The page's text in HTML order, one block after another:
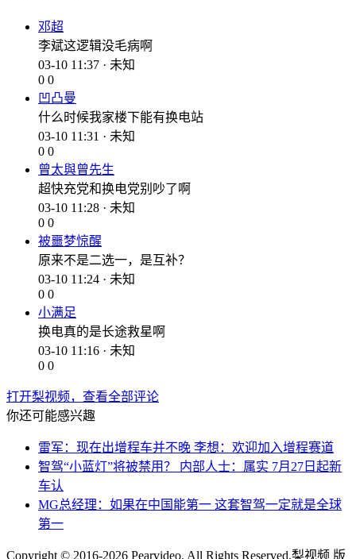
邓超
李斌这逻辑没毛病啊
03-10 11:37 · 未知
0 0
凹凸曼
什么时候我家楼下能有换电站
03-10 11:31 · 未知
0 0
曾太與曾先生
超快充党和换电党别吵了啊
03-10 11:28 · 未知
0 0
被噩梦惊醒
原来不是二选一，是互补？
03-10 11:24 · 未知
0 0
小满足
换电真的是长途救星啊
03-10 11:16 · 未知
0 0
打开梨视频，查看全部评论
你还可能感兴趣
雷军：现在出增程车并不晚 李想：欢迎加入增程赛道
智驾“小蓝灯”将被禁用？ 内部人士：属实 7月27日起新
车认
MG总经理：如果在中国能第一 这套智驾一定就是全球
第一
Copyright © 2016-2026 Pearvideo. All Rights Reserved.梨视频 版